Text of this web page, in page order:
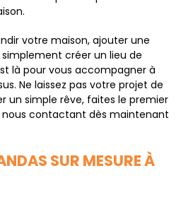
votre maison, ajouter une
créer un lieu de
là pour vous accompagner à
Ne laissez pas votre projet de
un simple rêve, faites le premier
nous contactant dès maintenant
SUR MESURE À